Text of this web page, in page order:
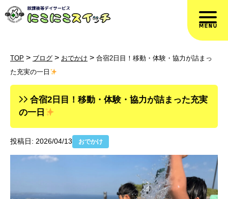
TOP > ブログ > おでかけ > 合宿2日目！移動・体験・協力が詰まっ
た充実の一日
合宿2日目！移動・体験・協力が詰まった充実
の一日
投稿日: 2026/04/13 おでかけ